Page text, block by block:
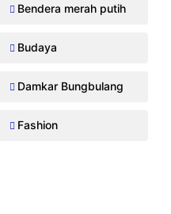
Bendera merah putih
Budaya
Damkar Bungbulang
Fashion